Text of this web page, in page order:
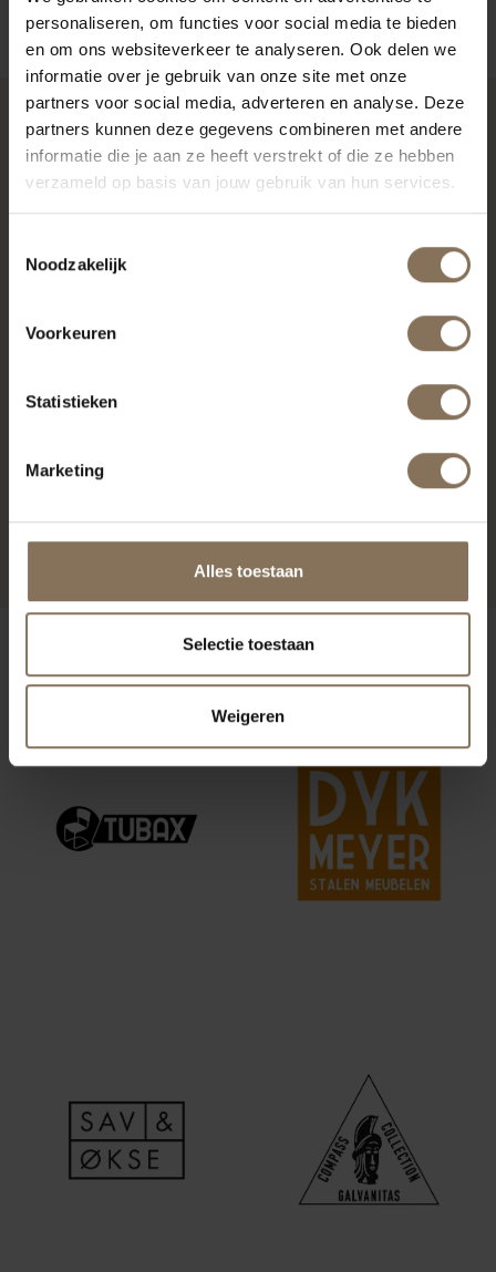
personaliseren, om functies voor social media te bieden
en om ons websiteverkeer te analyseren. Ook delen we
informatie over je gebruik van onze site met onze
partners voor social media, adverteren en analyse. Deze
partners kunnen deze gegevens combineren met andere
informatie die je aan ze heeft verstrekt of die ze hebben
verzameld op basis van jouw gebruik van hun services.
Noodzakelijk
Voorkeuren
Statistieken
Marketing
Alles toestaan
Selectie toestaan
Weigeren
RECENT BEKEKEN
S16 MUISGRIJS MAT |
VANAF€ 289,00
ONZE MERKEN